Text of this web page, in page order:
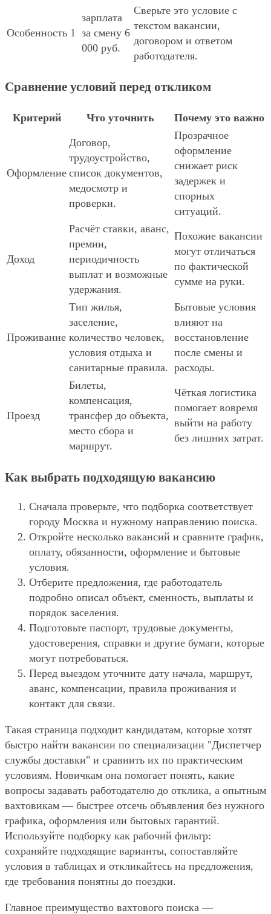
Особенность 1
зарплата
за смену 6
000 руб.
Сверьте это условие с
текстом вакансии,
договором и ответом
работодателя.
Сравнение условий перед откликом
Критерий Что уточнить Почему это важно
Оформление
Договор,
трудоустройство,
список документов,
медосмотр и
проверки.
Прозрачное
оформление
снижает риск
задержек и
спорных
ситуаций.
Доход
Расчёт ставки, аванс,
премии,
периодичность
выплат и возможные
удержания.
Похожие вакансии
могут отличаться
по фактической
сумме на руки.
Проживание
Тип жилья,
заселение,
количество человек,
условия отдыха и
санитарные правила.
Бытовые условия
влияют на
восстановление
после смены и
расходы.
Проезд
Билеты,
компенсация,
трансфер до объекта,
место сбора и
маршрут.
Чёткая логистика
помогает вовремя
выйти на работу
без лишних затрат.
Как выбрать подходящую вакансию
Сначала проверьте, что подборка соответствует
городу Москва и нужному направлению поиска.
Откройте несколько вакансий и сравните график,
оплату, обязанности, оформление и бытовые
условия.
Отберите предложения, где работодатель
подробно описал объект, сменность, выплаты и
порядок заселения.
Подготовьте паспорт, трудовые документы,
удостоверения, справки и другие бумаги, которые
могут потребоваться.
Перед выездом уточните дату начала, маршрут,
аванс, компенсации, правила проживания и
контакт для связи.
Такая страница подходит кандидатам, которые хотят
быстро найти вакансии по специализации "Диспетчер
службы доставки" и сравнить их по практическим
условиям. Новичкам она помогает понять, какие
вопросы задавать работодателю до отклика, а опытным
вахтовикам — быстрее отсечь объявления без нужного
графика, оформления или бытовых гарантий.
Используйте подборку как рабочий фильтр:
сохраняйте подходящие варианты, сопоставляйте
условия в таблицах и откликайтесь на предложения,
где требования понятны до поездки.
Главное преимущество вахтового поиска —